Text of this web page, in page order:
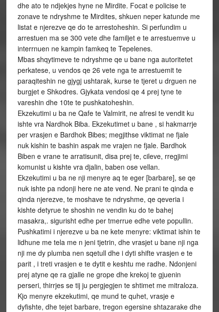
dhe ato te ndjekjes hyne ne Mirdite. Focat e policise te
zonave te ndryshme te Mirdites, shkuen neper katunde me
listat e njerezve qe do te arrestoheshin. Si perfundim u
arrestuen ma se 300 vete dhe familjet e te arrestuemve u
interrnuen ne kampin famkeq te Tepelenes.
Mbas shqytimeve te ndryshme qe u bane nga autoritetet
perkatese, u vendos qe 26 vete nga te arrestuemit te
paraqiteshin ne gjygj ushtarak, kurse te tjeret u drguen ne
burgjet e Shkodres. Gjykata vendosi qe 4 prej tyne te
vareshin dhe 10te te pushkatoheshin.
Ekzekutimi u ba ne Qafe te Valmirit, ne afresi te vendit ku
ishte vra Nardhok Biba. Ekzekutimet u bane , si hakmarrje
per vrasjen e Bardhok Bibes; megjithse viktimat ne fjale
nuk kishin te bashin aspak me vrajen ne fjale. Bardhok
Biben e vrane te arratisunit, disa prej te, cileve, rregjimi
komunist u kishte vra djalin, baben ose vellan.
Ekzekutimi u ba ne nji menyre aq te eger [barbare], se qe
nuk ishte pa ndonji here ne ate vend. Ne prani te qinda e
qinda njerezve, te moshave te ndryshme, qe qeveria i
kishte detyrue te shoshin ne vendin ku do te bahej
masakra,. sigurisht edhe per tmerrue edhe vete popullin.
Pushkatimi i njerezve u ba ne kete menyre: viktimat ishin te
lidhune me tela me n jeni tjetrin, dhe vrasjet u bane nji nga
nji me dy plumba nen sqetull dhe i dyti shifte vrasjen e te
parit , i treti vrasjen e te dytit e keshtu me radhe. Ndonjeni
prej atyne qe ra gjalle ne grope dhe krekoj te gjuenin
perseri, thirrjes se tij ju pergjegjen te shtimet me mitraloza.
Kjo menyre ekzekutimi, qe mund te quhet, vrasje e
dyfishte, dhe tejet barbare, tregon egersine shtazarake dhe